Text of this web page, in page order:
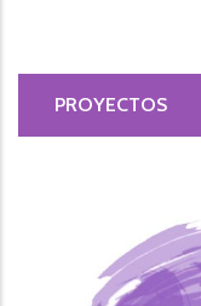
PROYECTOS